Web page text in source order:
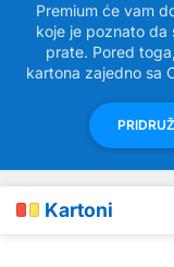
Premium će vam
koje je poznato da
prate. Pored
kartona zajedno sa
Kartoni